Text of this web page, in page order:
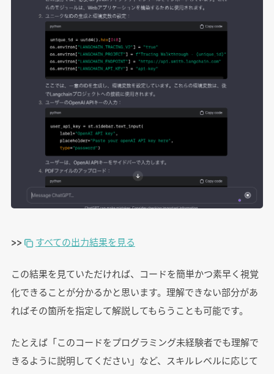
>> すべての出力結果を見る
この結果を見ていただければ、コードを簡単かつ素早く視覚
化できることが分かるかと思います。理解できない部分があ
ればその箇所を指定して解説してもらうことも可能です。
たとえば「このコードをプログラミング未経験者でも理解で
きるように説明してください」など、スキルレベルに応じて